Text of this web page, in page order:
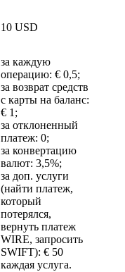
10 USD
за каждую
операцию: € 0,5;
за возврат средств
с карты на баланс:
€ 1;
за отклоненный
платеж: 0;
за конвертацию
валют: 3,5%;
за доп. услуги
(найти платеж,
который
потерялся,
вернуть платеж
WIRE, запросить
SWIFT): € 50
каждая услуга.